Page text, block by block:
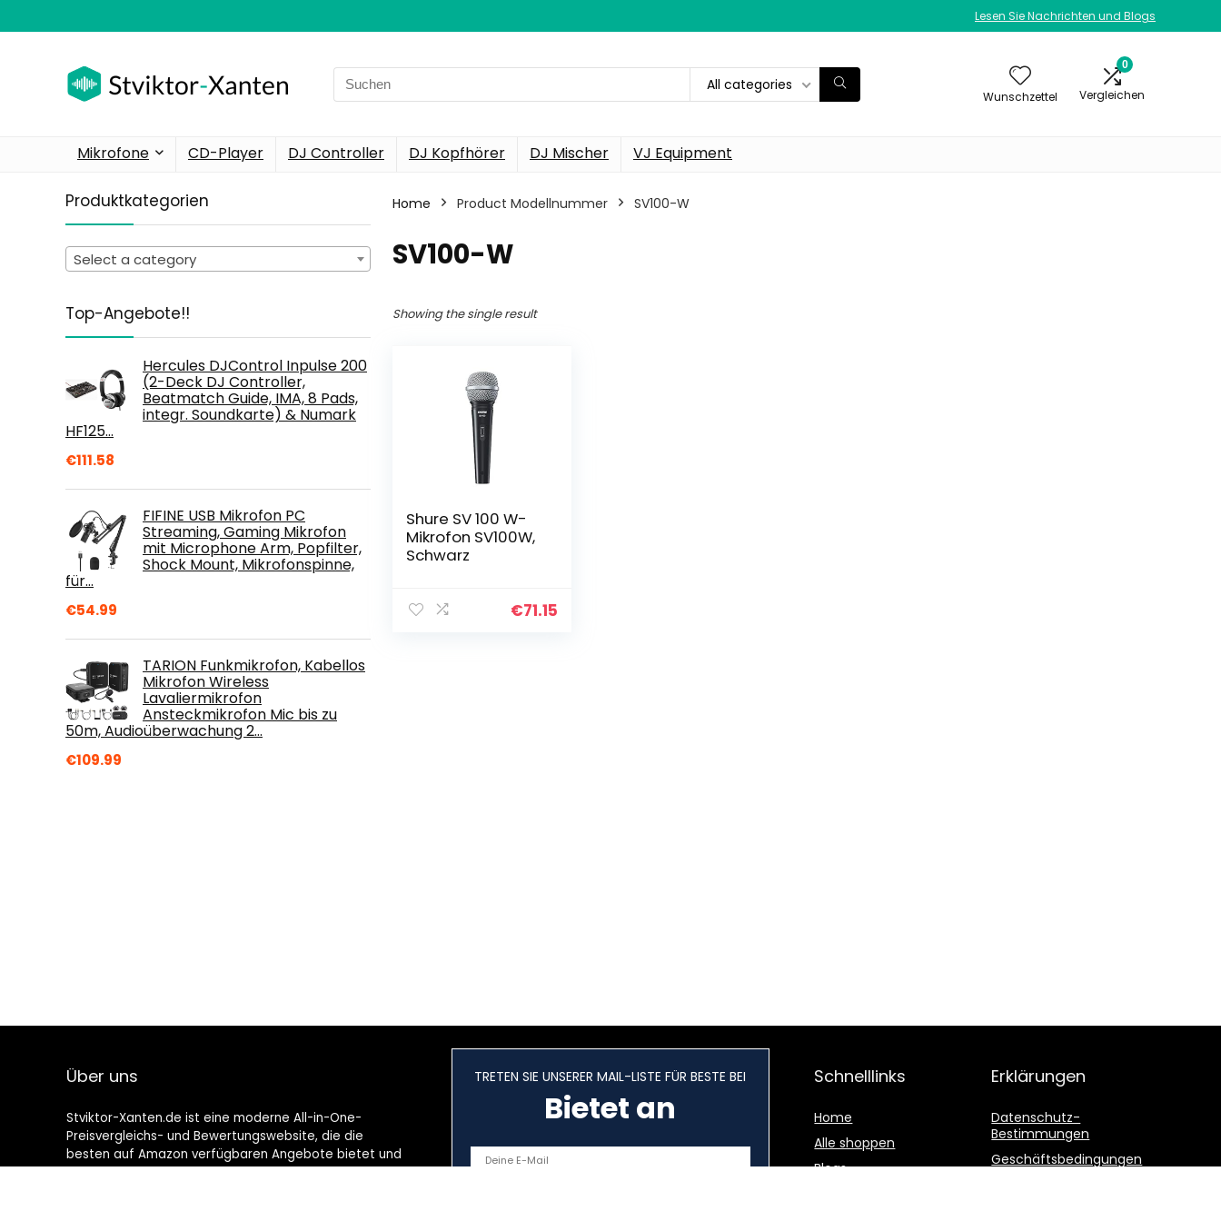
Lesen Sie Nachrichten und Blogs
Search
for:
All categories
Wunschzettel
0
Vergleichen
Mikrofone CD-Player DJ Controller DJ Kopfhörer DJ Mischer VJ Equipment
Produktkategorien
Select a category
Top-Angebote!!
Hercules DJControl Inpulse 200
(2-Deck DJ Controller,
Beatmatch Guide, IMA, 8 Pads,
integr. Soundkarte) & Numark
HF125…
€111.58
FIFINE USB Mikrofon PC
Streaming, Gaming Mikrofon
mit Microphone Arm, Popfilter,
Shock Mount, Mikrofonspinne,
für…
€54.99
TARION Funkmikrofon, Kabellos
Mikrofon Wireless
Lavaliermikrofon
Ansteckmikrofon Mic bis zu
50m, Audioüberwachung 2…
€109.99
Home Product Modellnummer ‎SV100-W
‎SV100-W
Showing the single result
Shure SV 100 W-
Mikrofon SV100W,
Schwarz
€71.15
Über uns
Stviktor-Xanten.de ist eine moderne All-in-One-
Preisvergleichs- und Bewertungswebsite, die die
besten auf Amazon verfügbaren Angebote bietet und
Sie durch die neuesten hinzugefügten Blogs auf dem
TRETEN SIE UNSERER MAIL-LISTE FÜR BESTE BEI
Bietet an
Schnelllinks
Home
Alle shoppen
Blogs
Erklärungen
Datenschutz-
Bestimmungen
Geschäftsbedingungen